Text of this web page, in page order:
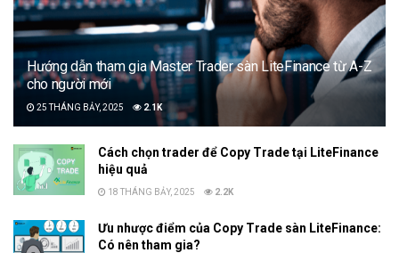
Hướng dẫn tham gia Master Trader sàn LiteFinance từ A-Z
cho người mới
25 THÁNG BẢY, 2025 2.1K
Cách chọn trader để Copy Trade tại LiteFinance
hiệu quả
18 THÁNG BẢY, 2025 2.2K
Ưu nhược điểm của Copy Trade sàn LiteFinance:
Có nên tham gia?